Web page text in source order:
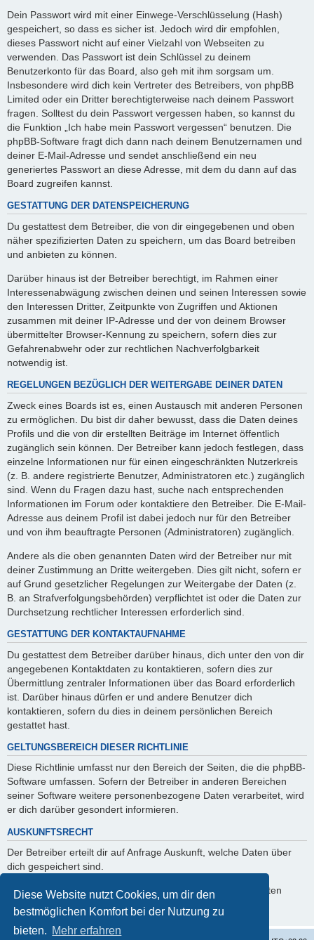
Diese Website nutzt Cookies, um dir den
bestmöglichen Komfort bei der Nutzung zu
bieten. Mehr erfahren
Dein Passwort wird mit einer Einwege-Verschlüsselung (Hash)
gespeichert, so dass es sicher ist. Jedoch wird dir empfohlen,
dieses Passwort nicht auf einer Vielzahl von Webseiten zu
verwenden. Das Passwort ist dein Schlüssel zu deinem
Benutzerkonto für das Board, also geh mit ihm sorgsam um.
Insbesondere wird dich kein Vertreter des Betreibers, von phpBB
Limited oder ein Dritter berechtigterweise nach deinem Passwort
fragen. Solltest du dein Passwort vergessen haben, so kannst du
die Funktion „Ich habe mein Passwort vergessen“ benutzen. Die
phpBB-Software fragt dich dann nach deinem Benutzernamen und
deiner E-Mail-Adresse und sendet anschließend ein neu
generiertes Passwort an diese Adresse, mit dem du dann auf das
Board zugreifen kannst.
GESTATTUNG DER DATENSPEICHERUNG
Du gestattest dem Betreiber, die von dir eingegebenen und oben
näher spezifizierten Daten zu speichern, um das Board betreiben
und anbieten zu können.
Darüber hinaus ist der Betreiber berechtigt, im Rahmen einer
Interessenabwägung zwischen deinen und seinen Interessen sowie
den Interessen Dritter, Zeitpunkte von Zugriffen und Aktionen
zusammen mit deiner IP-Adresse und der von deinem Browser
übermittelter Browser-Kennung zu speichern, sofern dies zur
Gefahrenabwehr oder zur rechtlichen Nachverfolgbarkeit
notwendig ist.
REGELUNGEN BEZÜGLICH DER WEITERGABE DEINER DATEN
Zweck eines Boards ist es, einen Austausch mit anderen Personen
zu ermöglichen. Du bist dir daher bewusst, dass die Daten deines
Profils und die von dir erstellten Beiträge im Internet öffentlich
zugänglich sein können. Der Betreiber kann jedoch festlegen, dass
einzelne Informationen nur für einen eingeschränkten Nutzerkreis
(z. B. andere registrierte Benutzer, Administratoren etc.) zugänglich
sind. Wenn du Fragen dazu hast, suche nach entsprechenden
Informationen im Forum oder kontaktiere den Betreiber. Die E-Mail-
Adresse aus deinem Profil ist dabei jedoch nur für den Betreiber
und von ihm beauftragte Personen (Administratoren) zugänglich.
Andere als die oben genannten Daten wird der Betreiber nur mit
deiner Zustimmung an Dritte weitergeben. Dies gilt nicht, sofern er
auf Grund gesetzlicher Regelungen zur Weitergabe der Daten (z.
B. an Strafverfolgungsbehörden) verpflichtet ist oder die Daten zur
Durchsetzung rechtlicher Interessen erforderlich sind.
GESTATTUNG DER KONTAKTAUFNAHME
Du gestattest dem Betreiber darüber hinaus, dich unter den von dir
angegebenen Kontaktdaten zu kontaktieren, sofern dies zur
Übermittlung zentraler Informationen über das Board erforderlich
ist. Darüber hinaus dürfen er und andere Benutzer dich
kontaktieren, sofern du dies in deinem persönlichen Bereich
gestattet hast.
GELTUNGSBEREICH DIESER RICHTLINIE
Diese Richtlinie umfasst nur den Bereich der Seiten, die die phpBB-
Software umfassen. Sofern der Betreiber in anderen Bereichen
seiner Software weitere personenbezogene Daten verarbeitet, wird
er dich darüber gesondert informieren.
AUSKUNFTSRECHT
Der Betreiber erteilt dir auf Anfrage Auskunft, welche Daten über
dich gespeichert sind.
Du kannst jederzeit die Löschung bzw. Sperrung deiner Daten
verlangen. Kontaktiere hierzu bitte den Betreiber.